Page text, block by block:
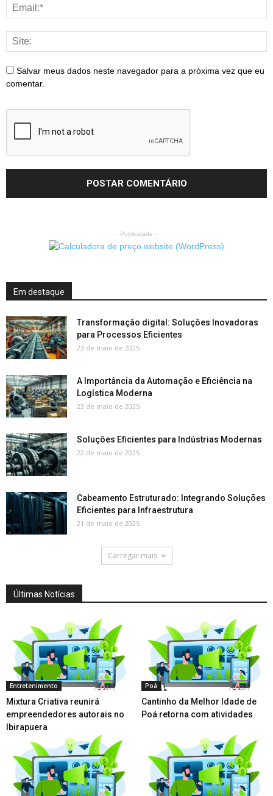
Salvar meus dados neste navegador para a próxima vez que eu
comentar.
- Publicidade -
Em destaque
Transformação digital: Soluções Inovadoras
para Processos Eficientes
23 de maio de 2025
A Importância da Automação e Eficiência na
Logística Moderna
23 de maio de 2025
Soluções Eficientes para Indústrias Modernas
22 de maio de 2025
Cabeamento Estruturado: Integrando Soluções
Eficientes para Infraestrutura
21 de maio de 2025
Carregar mais
Últimas Notícias
Entretenimento
Mixtura Criativa reunirá
empreendedores autorais no
Ibirapuera
Poá
Cantinho da Melhor Idade de
Poá retorna com atividades